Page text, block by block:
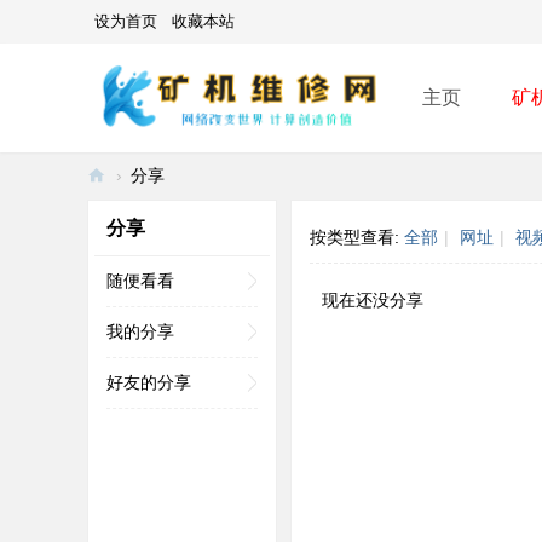
设为首页 收藏本站
主页 矿
› 分享
分享
随便看看
我的分享
好友的分享
按类型查看: 全部 | 网址 | 视
现在还没分享